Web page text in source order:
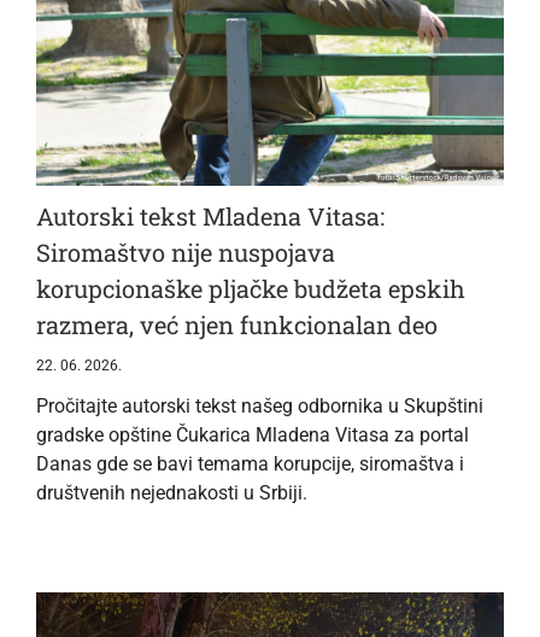
Autorski tekst Mladena Vitasa:
Siromaštvo nije nuspojava
korupcionaške pljačke budžeta epskih
razmera, već njen funkcionalan deo
22. 06. 2026.
Pročitajte autorski tekst našeg odbornika u Skupštini
gradske opštine Čukarica Mladena Vitasa za portal
Danas gde se bavi temama korupcije, siromaštva i
društvenih nejednakosti u Srbiji.